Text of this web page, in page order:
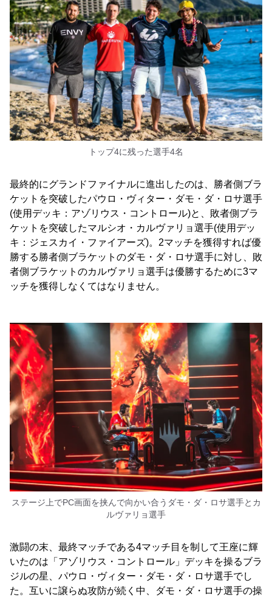
トップ4に残った選手4名
最終的にグランドファイナルに進出したのは、勝者側ブラ
ケットを突破したパウロ・ヴィター・ダモ・ダ・ロサ選手
(使用デッキ：アゾリウス・コントロール)と、敗者側ブラ
ケットを突破したマルシオ・カルヴァリョ選手(使用デッ
キ：ジェスカイ・ファイアーズ)。2マッチを獲得すれば優
勝する勝者側ブラケットのダモ・ダ・ロサ選手に対し、敗
者側ブラケットのカルヴァリョ選手は優勝するために3マ
ッチを獲得しなくてはなりません。
ステージ上でPC画面を挟んで向かい合うダモ・ダ・ロサ選手とカ
ルヴァリョ選手
激闘の末、最終マッチである4マッチ目を制して王座に輝
いたのは「アゾリウス・コントロール」デッキを操るブラ
ジルの星、パウロ・ヴィター・ダモ・ダ・ロサ選手でし
た。互いに譲らぬ攻防が続く中、ダモ・ダ・ロサ選手の操